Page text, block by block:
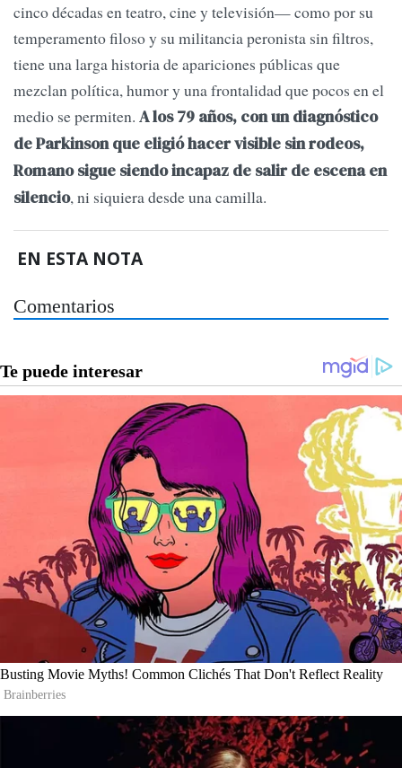
cinco décadas en teatro, cine y televisión— como por su
temperamento filoso y su militancia peronista sin filtros,
tiene una larga historia de apariciones públicas que
mezclan política, humor y una frontalidad que pocos en el
medio se permiten. A los 79 años, con un diagnóstico
de Parkinson que eligió hacer visible sin rodeos,
Romano sigue siendo incapaz de salir de escena en
silencio, ni siquiera desde una camilla.
EN ESTA NOTA
Comentarios